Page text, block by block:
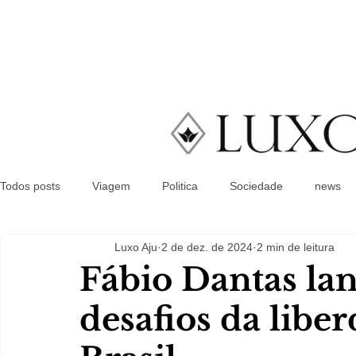
Todos posts Viagem Politica Sociedade news
Fábio Dantas
desafios da
Luxo Aju 2 de dez. de 2024 2 min de leitura